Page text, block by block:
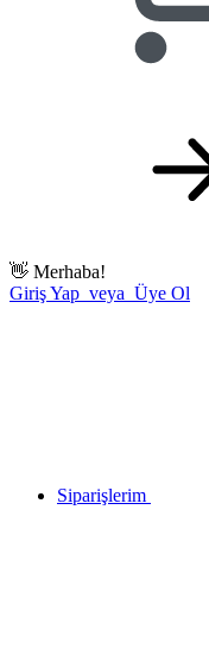
👋 Merhaba!
Giriş Yap veya Üye Ol
Siparişlerim